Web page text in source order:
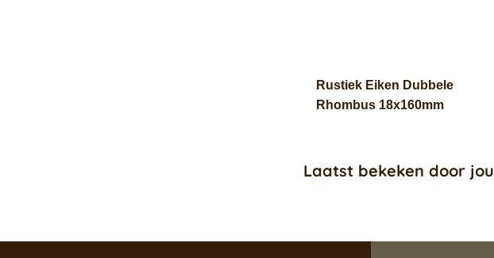
Rustiek Eiken Dubbele
Rhombus 18x160mm
Laatst bekeken door jou